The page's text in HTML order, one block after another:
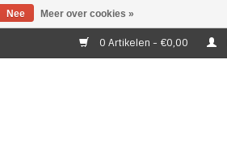
0 Artikelen - €0,00
Nee Meer over cookies »